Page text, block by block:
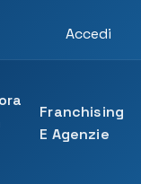
Accedi
Franchising
E Agenzie